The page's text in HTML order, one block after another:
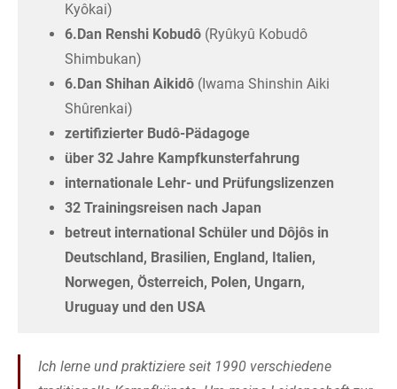
Kyôkai)
6.Dan Renshi Kobudô(Ryûkyû Kobudô
Shimbukan)
6.Dan Shihan Aikidô(Iwama Shinshin Aiki
Shûrenkai)
zertifizierter Budô-Pädagoge
über 32 Jahre Kampfkunsterfahrung
internationale Lehr- und Prüfungslizenzen
32 Trainingsreisen nach Japan
betreut international Schüler und Dôjôs in
Deutschland, Brasilien, England, Italien,
Norwegen, Österreich, Polen, Ungarn,
Uruguay und den USA
Ich lerne und praktiziere seit 1990 verschiedene